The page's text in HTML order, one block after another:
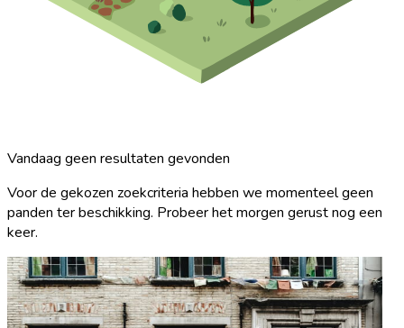
Vandaag geen resultaten gevonden
Voor de gekozen zoekcriteria hebben we momenteel geen
panden ter beschikking. Probeer het morgen gerust nog een
keer.